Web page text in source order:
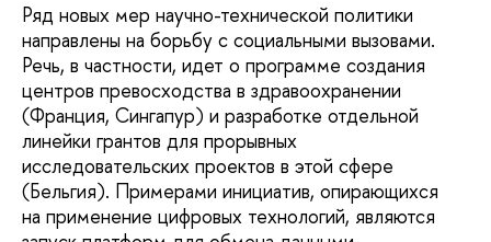
Ряд новых мер научно-технической политики
направлены на борьбу с социальными вызовами.
Речь, в частности, идет о программе создания
центров превосходства в здравоохранении
(Франция, Сингапур) и разработке отдельной
линейки грантов для прорывных
исследовательских проектов в этой сфере
(Бельгия). Примерами инициатив, опирающихся
на применение цифровых технологий, являются